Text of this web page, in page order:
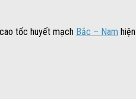
tốc huyết mạch Bắc – Nam